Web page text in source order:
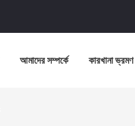
আমাদের সম্পর্কে কারখানা ভ্রমণ